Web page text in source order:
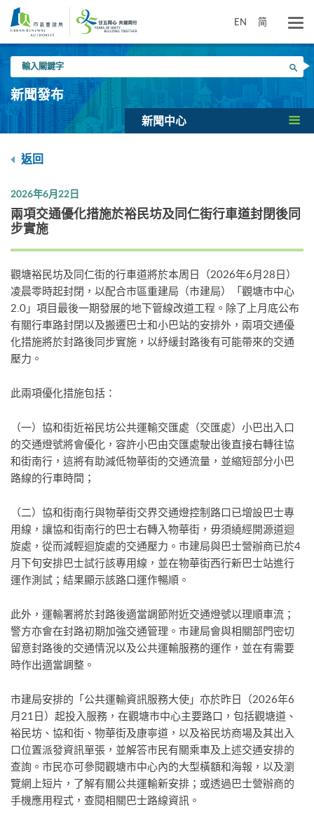
要
EN 简
入
關
鍵
搜尋
新聞發布
新聞中心
返回
2026年6月22日
兩項交通優化措施於裕民坊及同仁街行車道封閉後同
步實施
觀塘裕民坊及同仁街的行車道將於本周日（2026年6月28日）
凌晨零時起封閉，以配合市區重建局（市建局）「觀塘市中心
2.0」項目最後一期發展的地下管線改道工程。除了上月底公布
有關行車路封閉以及搬遷巴士和小巴站的安排外，兩項交通優
化措施將於封路後同步實施，以紓緩封路後有可能帶來的交通
壓力。
此兩項優化措施包括：
（一）協和街近裕民坊公共運輸交匯處（交匯處）小巴出入口
的交通燈號將會優化，容許小巴由交匯處駛出後直接右轉往協
和街南行，這將有助減低物華街的交通流量，並縮短部分小巴
路線的行車時間；
（二）協和街南行與物華街交界交通燈控制路口已增設巴士專
用線，讓協和街南行的巴士右轉入物華街，毋須繞經開源道迴
旋處，從而減輕迴旋處的交通壓力。市建局與巴士營辦商已於4
月下旬安排巴士試行該專用線，並在物華街西行新巴士站進行
運作測試；結果顯示該路口運作暢順。
此外，運輸署將於封路後適當調節附近交通燈號以理順車流；
警方亦會在封路初期加強交通管理。市建局會與相關部門密切
留意封路後的交通情況以及公共運輸服務的運作，並在有需要
時作出適當調整。
市建局安排的「公共運輸資訊服務大使」亦於昨日（2026年6
月21日）起投入服務，在觀塘市中心主要路口，包括觀塘道、
裕民坊、協和街、物華街及康寧道，以及裕民坊商場及其出入
口位置派發資訊單張，並解答市民有關乘車及上述交通安排的
查詢。市民亦可參閱觀塘市中心內的大型橫額和海報，以及瀏
覽網上短片，了解有關公共運輸新安排；或透過巴士營辦商的
手機應用程式，查閱相關巴士路線資訊。